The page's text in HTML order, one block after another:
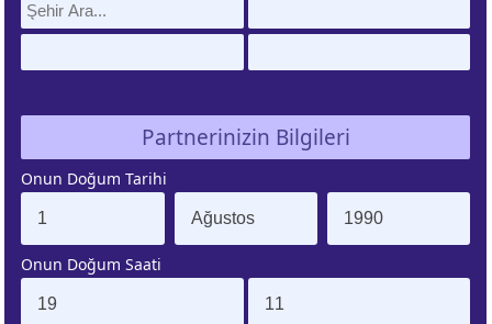
BURCU
BURCU
ŞANS
NOKTASI
GÜNEŞ
Partnerinizin Bilgileri
Onun Doğum Tarihi
Onun Doğum Saati